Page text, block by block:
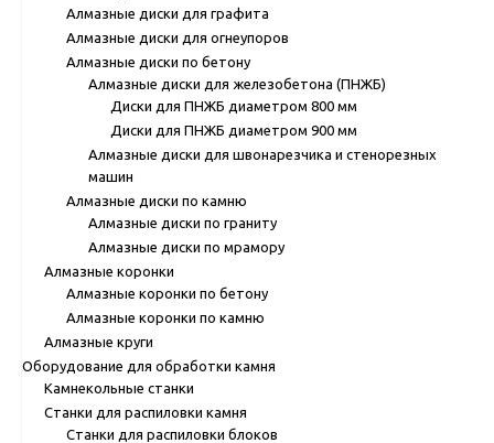
Алмазные диски для графита
Алмазные диски для огнеупоров
Алмазные диски по бетону
Алмазные диски для железобетона (ПНЖБ)
Диски для ПНЖБ диаметром 800 мм
Диски для ПНЖБ диаметром 900 мм
Алмазные диски для швонарезчика и стенорезных
машин
Алмазные диски по камню
Алмазные диски по граниту
Алмазные диски по мрамору
Алмазные коронки
Алмазные коронки по бетону
Алмазные коронки по камню
Алмазные круги
Оборудование для обработки камня
Камнекольные станки
Станки для распиловки камня
Станки для распиловки блоков